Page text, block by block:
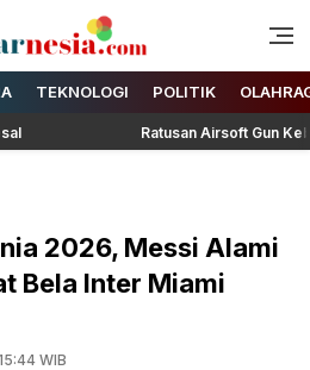
Radarnesia
Dibaca
TEKNOLOGI POLITIK
Ratusan Airsoft Gun
2026, Messi Alami
Bela Inter Miami
WIB